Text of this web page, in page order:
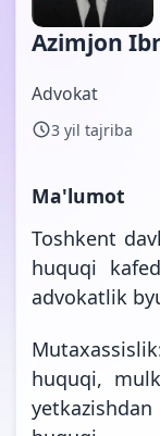
Azimjon
Advokat
3 yil tajriba
Ma'lumot
Toshkent
huquqi
advokatlik
huquqi,